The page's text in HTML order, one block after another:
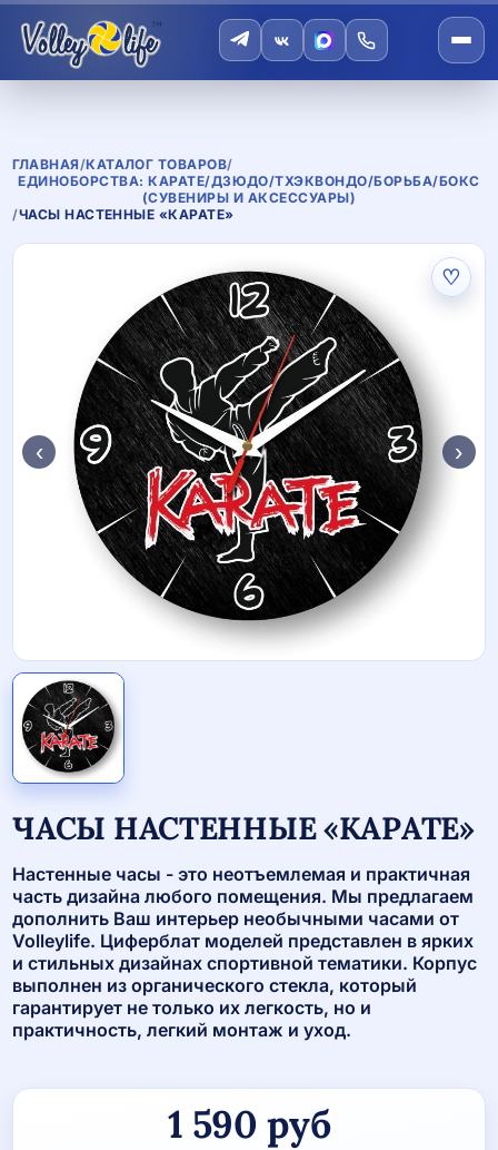
ГЛАВНАЯ/КАТАЛОГ ТОВАРОВ/
ЕДИНОБОРСТВА: КАРАТЕ/ДЗЮДО/ТХЭКВОНДО/БОРЬБА/БОКС
(СУВЕНИРЫ И АКСЕССУАРЫ)
/ЧАСЫ НАСТЕННЫЕ «КАРАТЕ»
♡
‹ ›
ЧАСЫ НАСТЕННЫЕ «КАРАТЕ»
Настенные часы - это неотъемлемая и практичная
часть дизайна любого помещения. Мы предлагаем
дополнить Ваш интерьер необычными часами от
Volleylife. Циферблат моделей представлен в ярких
и стильных дизайнах спортивной тематики. Корпус
выполнен из органического стекла, который
гарантирует не только их легкость, но и
практичность, легкий монтаж и уход.
1 590руб